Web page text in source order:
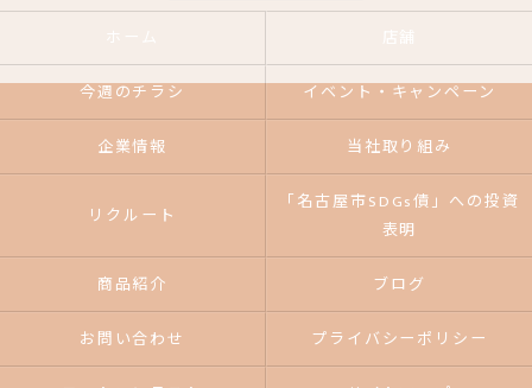
今週のチラシ イベント・キャンペーン
企業情報 当社取り組み
リクルート
「名古屋市SDGs債」への投資
表明
商品紹介 ブログ
お問い合わせ プライバシーポリシー